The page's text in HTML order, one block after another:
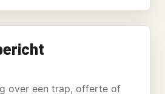
over een trap, offerte of